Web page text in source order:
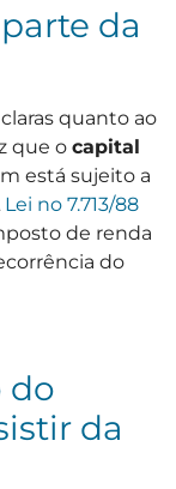
da
quanto ao
que o capital
está sujeito a
Lei no 7.713/88
de renda
do
do
da